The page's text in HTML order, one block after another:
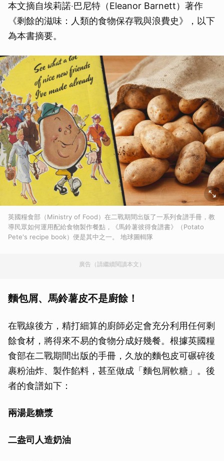
本文摘自埃莉諾‧巴尼特（Eleanor Barnett）著作
《剩餘的滋味：人類的食物保存戰與浪費史》，以下
為本書摘要。
英國糧食部（Ministry of Food）在二戰期間出版了一系列食譜手冊，教
導民眾如何運用配給食物製作餐點，《馬鈴薯彼得食譜書》（Potato
Pete's recipe book）便是其中之一。 地球圖輯隊
廣告（請繼續閱讀本文）
麵包屑、馬鈴薯皮不是廚餘！
在戰線後方，精打細算的廚師必定會充分利用任何剩
餘食材，將得來不易的食物分成好幾餐。根據英國糧
食部在二戰期間出版的手冊，久放的麵包皮可碾碎後
裹粉油炸、製作餡料，甚至做成「麵包屑軟糖」。後
者的食譜如下：
兩湯匙糖漿
二盎司人造奶油